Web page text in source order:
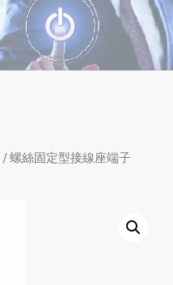
/螺絲固定型接線座端子